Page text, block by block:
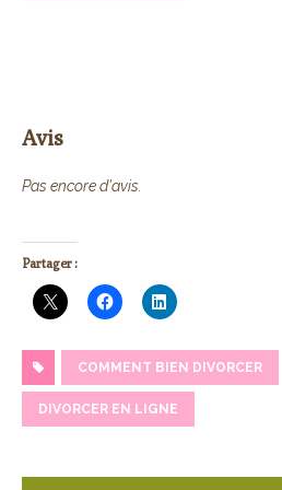
Avis
Pas encore d'avis.
Partager :
COMMENT BIEN DIVORCER
DIVORCER EN LIGNE